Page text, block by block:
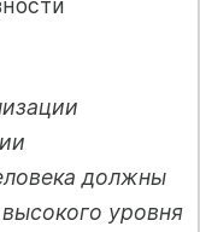
должны
уровня